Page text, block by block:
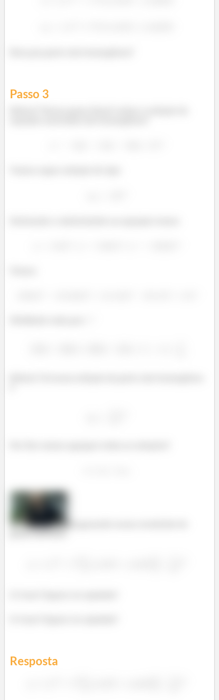
Passo 3
Resgatando nosso resultado do
passo anterior:
Resposta